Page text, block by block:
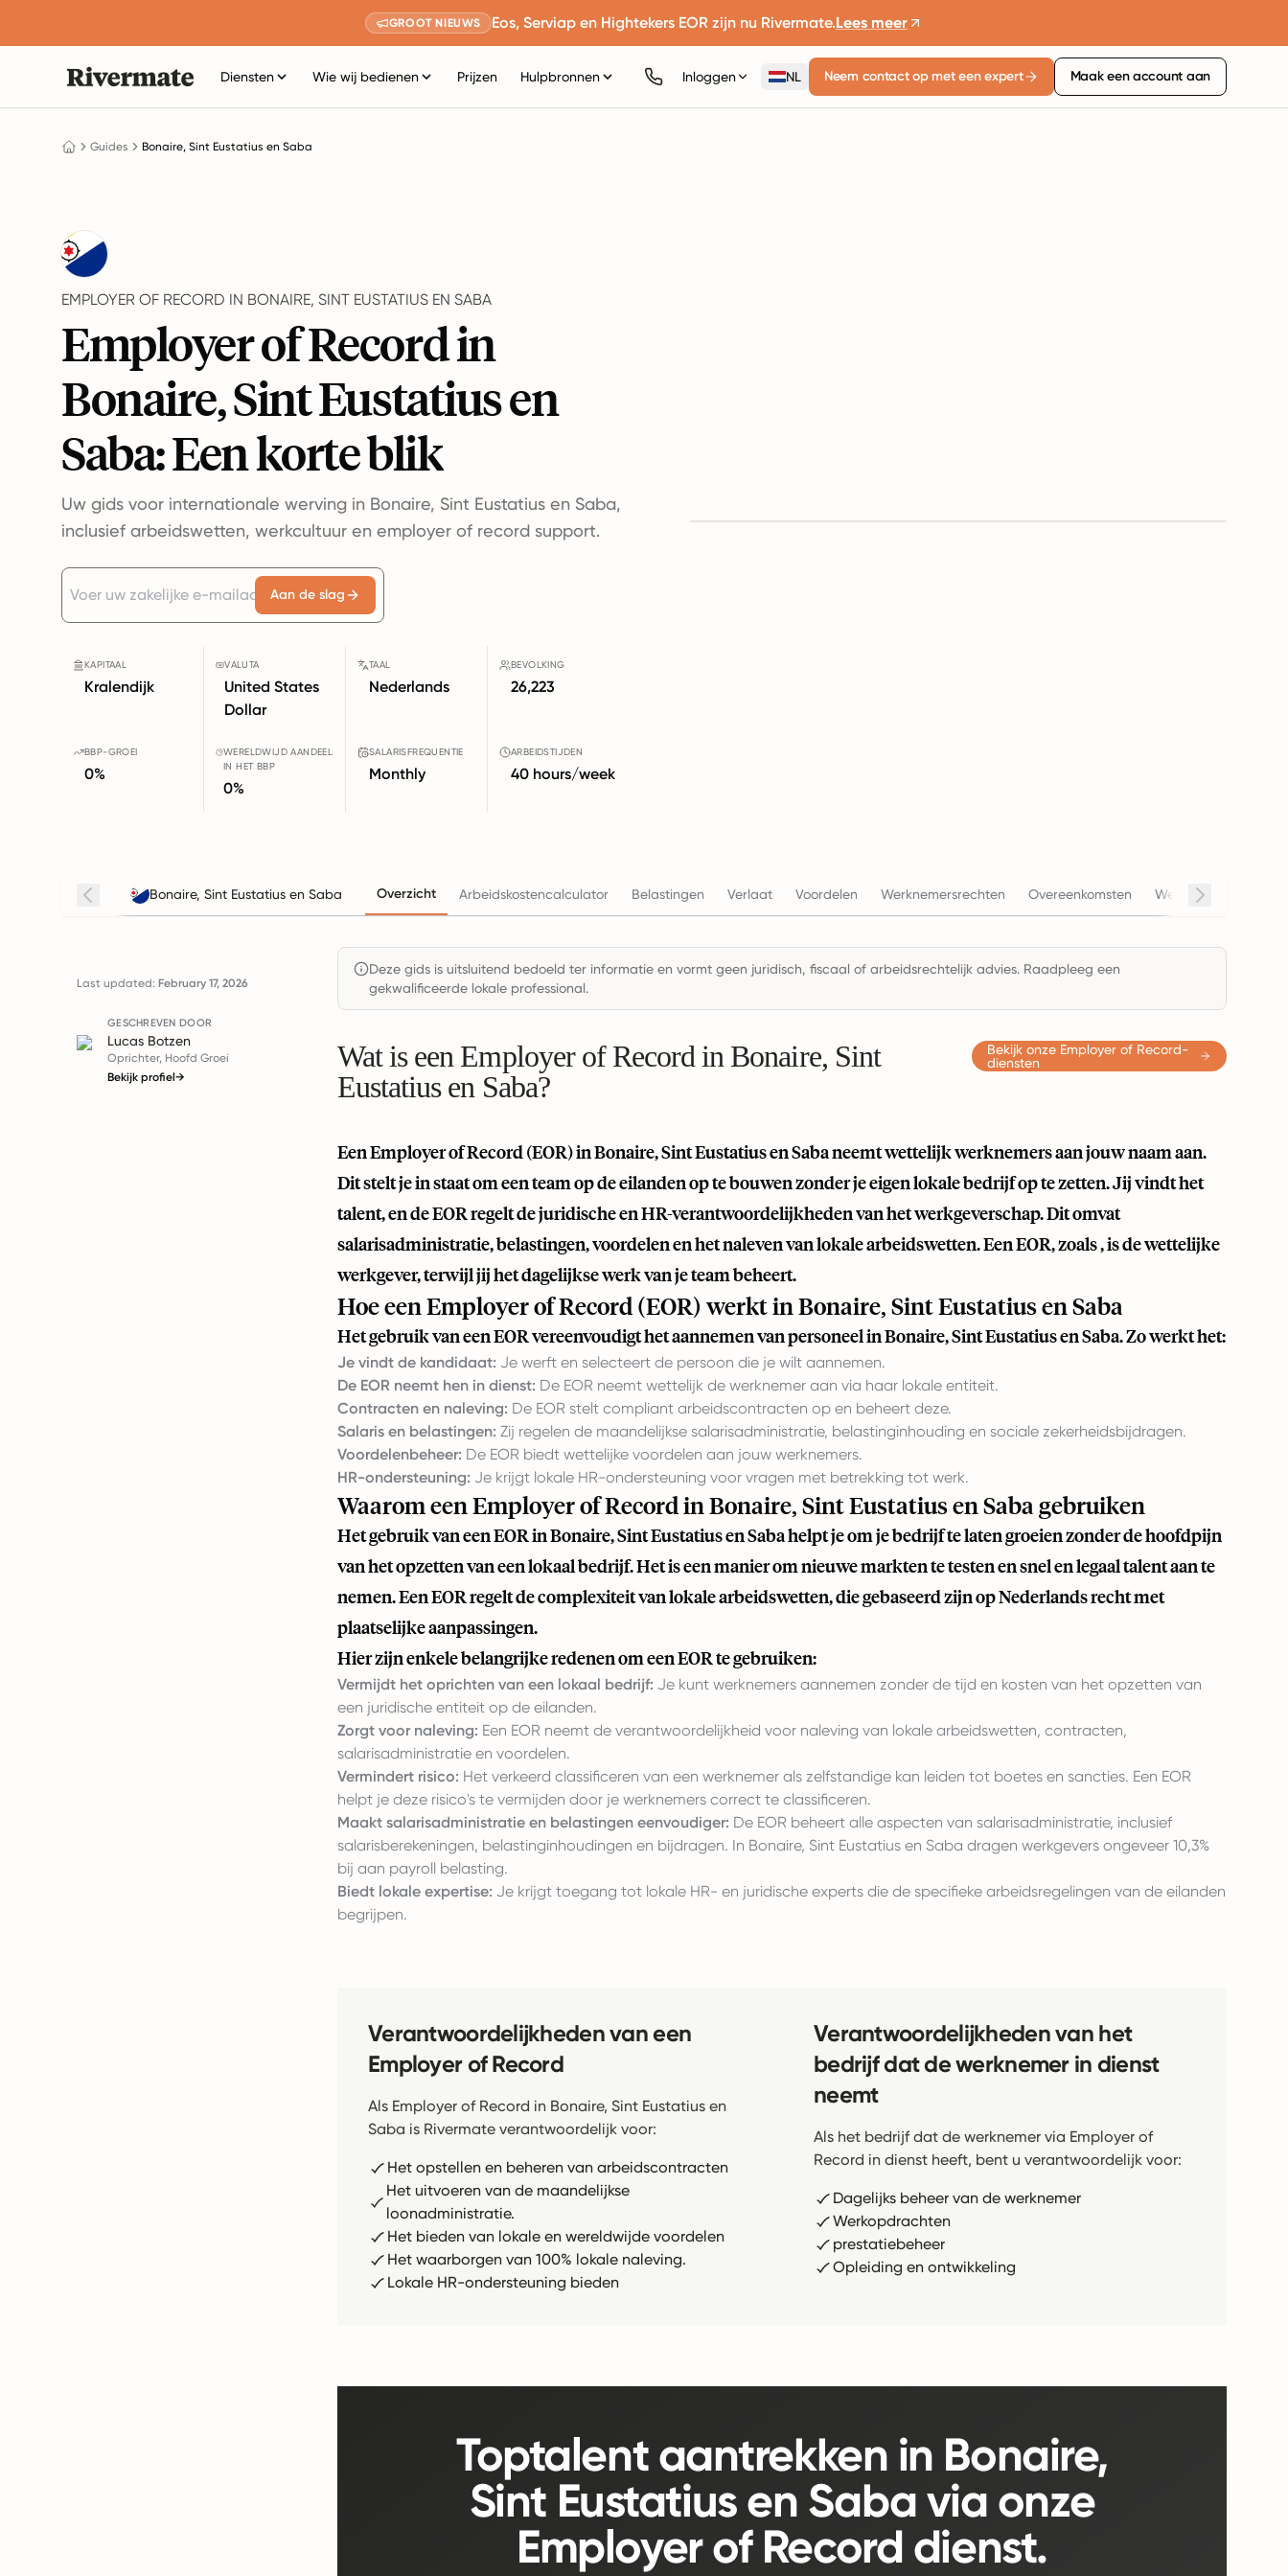
GROOT NIEUWS Eos, Serviap en Hightekers EOR zijn nu Rivermate.Lees meer
Diensten Wie wij bedienen Prijzen Hulpbronnen Inloggen NL Neem contact op met een expert Maak een account aan
Guides Bonaire, Sint Eustatius en Saba
EMPLOYER OF RECORD IN BONAIRE, SINT EUSTATIUS EN SABA
Employer of Record in
Bonaire, Sint Eustatius en
Saba: Een korte blik
Uw gids voor internationale werving in Bonaire, Sint Eustatius en Saba,
inclusief arbeidswetten, werkcultuur en employer of record support.
Aan de slag
KAPITAAL
Kralendijk
VALUTA
United States
Dollar
TAAL
Nederlands
BEVOLKING
26,223
BBP-GROEI
0%
WERELDWIJD AANDEEL
IN HET BBP
0%
SALARISFREQUENTIE
Monthly
ARBEIDSTIJDEN
40 hours/week
Bonaire, Sint Eustatius en Saba Overzicht Arbeidskostencalculator Belastingen Verlaat Voordelen Werknemersrechten Overeenkomsten Werken op afstand
Last updated: February 17, 2026
GESCHREVEN DOOR
Lucas Botzen
Oprichter, Hoofd Groei
Bekijk profiel→
Deze gids is uitsluitend bedoeld ter informatie en vormt geen juridisch, fiscaal of arbeidsrechtelijk advies. Raadpleeg een
gekwalificeerde lokale professional.
Wat is een Employer of Record in Bonaire, Sint
Eustatius en Saba?
Bekijk onze Employer of Record-
diensten
Een Employer of Record (EOR) in Bonaire, Sint Eustatius en Saba neemt wettelijk werknemers aan jouw naam aan.
Dit stelt je in staat om een team op de eilanden op te bouwen zonder je eigen lokale bedrijf op te zetten. Jij vindt het
talent, en de EOR regelt de juridische en HR-verantwoordelijkheden van het werkgeverschap. Dit omvat
salarisadministratie, belastingen, voordelen en het naleven van lokale arbeidswetten. Een EOR, zoals , is de wettelijke
werkgever, terwijl jij het dagelijkse werk van je team beheert.
Hoe een Employer of Record (EOR) werkt in Bonaire, Sint Eustatius en Saba
Het gebruik van een EOR vereenvoudigt het aannemen van personeel in Bonaire, Sint Eustatius en Saba. Zo werkt het:
Je vindt de kandidaat: Je werft en selecteert de persoon die je wilt aannemen.
De EOR neemt hen in dienst: De EOR neemt wettelijk de werknemer aan via haar lokale entiteit.
Contracten en naleving: De EOR stelt compliant arbeidscontracten op en beheert deze.
Salaris en belastingen: Zij regelen de maandelijkse salarisadministratie, belastinginhouding en sociale zekerheidsbijdragen.
Voordelenbeheer: De EOR biedt wettelijke voordelen aan jouw werknemers.
HR-ondersteuning: Je krijgt lokale HR-ondersteuning voor vragen met betrekking tot werk.
Waarom een Employer of Record in Bonaire, Sint Eustatius en Saba gebruiken
Het gebruik van een EOR in Bonaire, Sint Eustatius en Saba helpt je om je bedrijf te laten groeien zonder de hoofdpijn
van het opzetten van een lokaal bedrijf. Het is een manier om nieuwe markten te testen en snel en legaal talent aan te
nemen. Een EOR regelt de complexiteit van lokale arbeidswetten, die gebaseerd zijn op Nederlands recht met
plaatselijke aanpassingen.
Hier zijn enkele belangrijke redenen om een EOR te gebruiken:
Vermijdt het oprichten van een lokaal bedrijf: Je kunt werknemers aannemen zonder de tijd en kosten van het opzetten van
een juridische entiteit op de eilanden.
Zorgt voor naleving: Een EOR neemt de verantwoordelijkheid voor naleving van lokale arbeidswetten, contracten,
salarisadministratie en voordelen.
Vermindert risico: Het verkeerd classificeren van een werknemer als zelfstandige kan leiden tot boetes en sancties. Een EOR
helpt je deze risico's te vermijden door je werknemers correct te classificeren.
Maakt salarisadministratie en belastingen eenvoudiger: De EOR beheert alle aspecten van salarisadministratie, inclusief
salarisberekeningen, belastinginhoudingen en bijdragen. In Bonaire, Sint Eustatius en Saba dragen werkgevers ongeveer 10,3%
bij aan payroll belasting.
Biedt lokale expertise: Je krijgt toegang tot lokale HR- en juridische experts die de specifieke arbeidsregelingen van de eilanden
begrijpen.
Verantwoordelijkheden van een
Employer of Record
Als Employer of Record in Bonaire, Sint Eustatius en
Saba is Rivermate verantwoordelijk voor:
Het opstellen en beheren van arbeidscontracten
Het uitvoeren van de maandelijkse
loonadministratie.
Het bieden van lokale en wereldwijde voordelen
Het waarborgen van 100% lokale naleving.
Lokale HR-ondersteuning bieden
Verantwoordelijkheden van het
bedrijf dat de werknemer in dienst
neemt
Als het bedrijf dat de werknemer via Employer of
Record in dienst heeft, bent u verantwoordelijk voor:
Dagelijks beheer van de werknemer
Werkopdrachten
prestatiebeheer
Opleiding en ontwikkeling
Toptalent aantrekken in Bonaire,
Sint Eustatius en Saba via onze
Employer of Record dienst.